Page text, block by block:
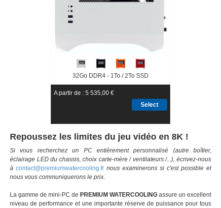
32Go DDR4 - 1To / 2To SSD
A partir de : 5 535,00 €
Select
Repoussez les limites du jeu vidéo en 8K !
Si vous recherchez un PC entièrement personnalisé (autre boîtier,
éclairage LED du chassis, choix carte-mère / ventilateurs /...), écrivez-nous
à contact@premiumwatercooling.fr nous examinerons si c'est possible et
nous vous communiquerons le prix.
La gamme de mini-PC de PREMIUM WATERCOOLING assure un excellent
niveau de performance et une importante réserve de puissance pour tous